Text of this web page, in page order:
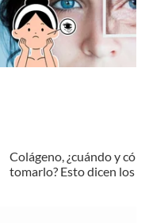
Colágeno, ¿cuándo y
tomarlo? Esto dicen los